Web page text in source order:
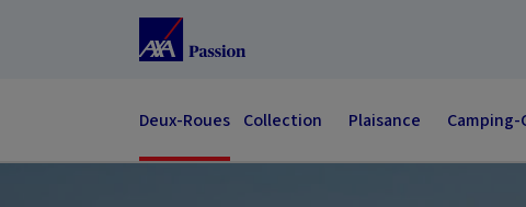
Accéder au Contenu
Deux-Roues Collection Plaisance Camping-